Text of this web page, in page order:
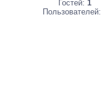
Гостей: 1
Пользователей: